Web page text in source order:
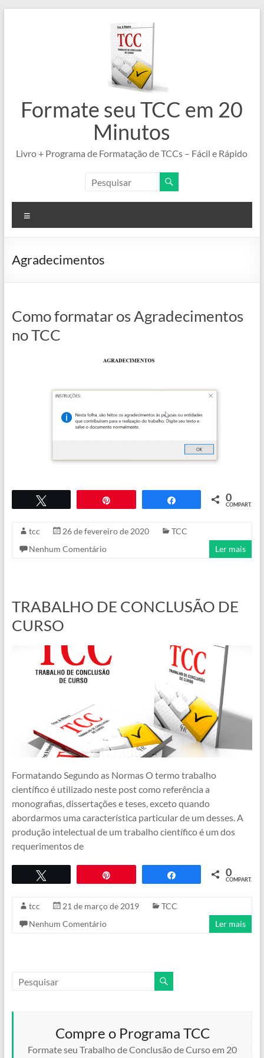
Formate seu TCC em 20
Minutos
Livro + Programa de Formatação de TCCs – Fácil e Rápido
Agradecimentos
Como formatar os Agradecimentos
no TCC
0
COMPART.
tcc 26 de fevereiro de 2020
TCC
Nenhum Comentário
Ler mais
TRABALHO DE CONCLUSÃO DE
CURSO
Formatando Segundo as Normas O termo trabalho
científico é utilizado neste post como referência a
monografias, dissertações e teses, exceto quando
abordarmos uma característica particular de um desses. A
produção intelectual de um trabalho científico é um dos
requerimentos de
0
COMPART.
tcc 21 de março de 2019
TCC
Nenhum Comentário
Ler mais
Compre o Programa TCC
Formate seu Trabalho de Conclusão de Curso em 20